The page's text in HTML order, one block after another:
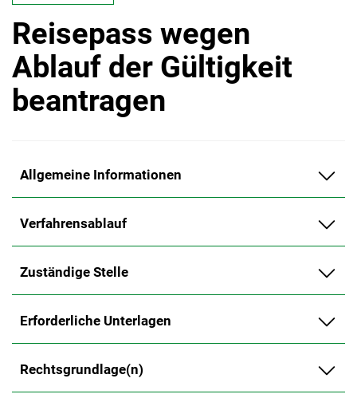
Reisepass wegen
Ablauf der Gültigkeit
beantragen
Allgemeine Informationen
Verfahrensablauf
Zuständige Stelle
Erforderliche Unterlagen
Rechtsgrundlage(n)